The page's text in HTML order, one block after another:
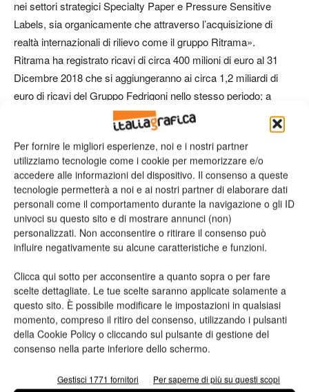
Per fornire le migliori esperienze, noi e i nostri partner
utilizziamo tecnologie come i cookie per memorizzare e/o
accedere alle informazioni del dispositivo. Il consenso a queste
tecnologie permetterà a noi e ai nostri partner di elaborare dati
personali come il comportamento durante la navigazione o gli ID
univoci su questo sito e di mostrare annunci (non)
personalizzati. Non acconsentire o ritirare il consenso può
influire negativamente su alcune caratteristiche e funzioni.
Clicca qui sotto per acconsentire a quanto sopra o per fare
scelte dettagliate. Le tue scelte saranno applicate solamente a
questo sito. È possibile modificare le impostazioni in qualsiasi
momento, compreso il ritiro del consenso, utilizzando i pulsanti
della Cookie Policy o cliccando sul pulsante di gestione del
consenso nella parte inferiore dello schermo.
Gestisci 1771 fornitori Per saperne di più su questi scopi
nei settori strategici Specialty Paper e Pressure Sensitive
Labels, sia organicamente che attraverso l’acquisizione di
realtà internazionali di rilievo come il gruppo Ritrama».
Ritrama ha registrato ricavi di circa 400 milioni di euro al 31
Dicembre 2018 che si aggiungeranno ai circa 1,2 miliardi di
euro di ricavi del Gruppo Fedrigoni nello stesso periodo; a
seguito dell’operazione, il fatturato del Gruppo Fedrigoni
raggiungerà circa 1,6 miliardi di euro, posizionandolo tra i big
mondiali del settore carte speciali per packaging e Pressure
Sensitive Labels. Il closing della transazione è previsto per il
primo trimestre 2020 ed è soggetto al perfezionamento di
determinate condizioni sospensive.
Nell’operazione Ritrama si è avvalsa del supporto di Tamburi
Investment Partners quale advisor finanziario, Martinez &
Novebaci quale advisor legale e LED Taxand per gli aspetti
fiscali.
Il Gruppo Fedrigoni si è avvalso del supporto di Rothschild &
Co. in qualità di advisor finanziario, Latham & Watkins quale
advisor legale M&A, Pirola Pennuto Zei e PwC per quanto
concerne gli aspetti fiscali e finanziari, BCG per gli aspetti di
quanto riguarda gli aspetti legali relativi al finanziamento